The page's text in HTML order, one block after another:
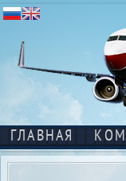
ГЛАВНАЯ